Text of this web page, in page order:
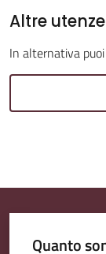
A
b
o
r
Altre utenze
In alternativa
Quanto